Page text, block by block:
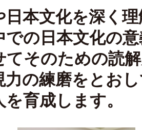
日本文化を深く
での日本文化の
てそのための読
力の練磨をとお
育成します。